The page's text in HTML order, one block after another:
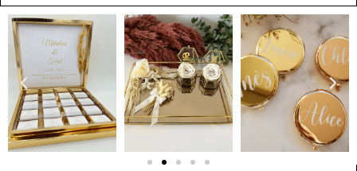
SOLUTION PAR THE LUXURY BOX & CO